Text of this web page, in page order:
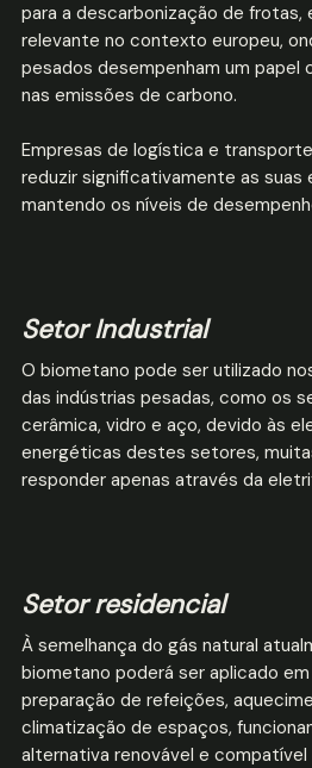
para a descarbonização de frotas,
relevante no contexto europeu,
pesados desempenham um papel
nas emissões de carbono.
Empresas de logística e
reduzir significativamente as suas
mantendo os níveis de
Setor Industrial
O biometano pode ser utilizado
das indústrias pesadas, como os
cerâmica, vidro e aço, devido às
energéticas destes setores,
responder apenas através da
Setor residencial
À semelhança do gás natural
biometano poderá ser aplicado
preparação de refeições,
climatização de espaços,
alternativa renovável e